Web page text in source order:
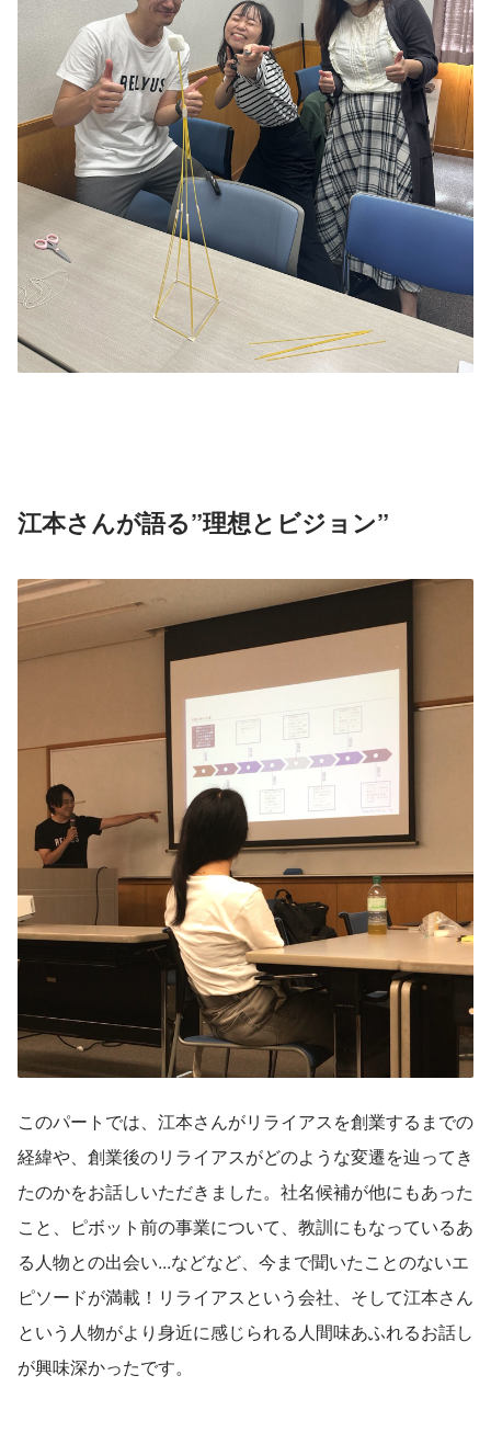
江本さんが語る”理想とビジョン”
このパートでは、江本さんがリライアスを創業するまでの
経緯や、創業後のリライアスがどのような変遷を辿ってき
たのかをお話しいただきました。社名候補が他にもあった
こと、ピボット前の事業について、教訓にもなっているあ
る人物との出会い...などなど、今まで聞いたことのないエ
ピソードが満載！リライアスという会社、そして江本さん
という人物がより身近に感じられる人間味あふれるお話し
が興味深かったです。